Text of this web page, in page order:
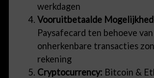
werkdagen
Vooruitbetaalde
Paysafecard ten behoeve van
onherkenbare transacties
rekening
Cryptocurrency: Bitcoin &